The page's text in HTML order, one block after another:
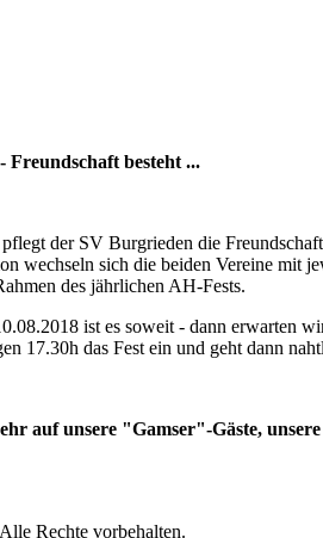
Freundschaft besteht ...
der SV Burgrieden die
wechseln sich die beiden Vereine mit
des jährlichen AH-Fests.
ist es soweit - dann erwarten
17.30h das Fest ein und geht dann
auf unsere "Gamser"-Gäste,
Rechte vorbehalten.